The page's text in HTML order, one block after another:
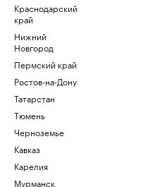
Краснодарский
край
Нижний
Новгород
Пермский край
Ростов-на-Дону
Татарстан
Тюмень
Черноземье
Кавказ
Карелия
Мурманск